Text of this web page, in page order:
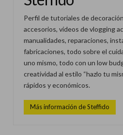
Perfil de tutoriales de
accesorios, vídeos de vlogging
manualidades, reparaciones,
fabricaciones, todo sobre el
uno mismo, todo con un low
creatividad al estilo “hazlo tu
rápidos y económicos.
Más información de Steffido